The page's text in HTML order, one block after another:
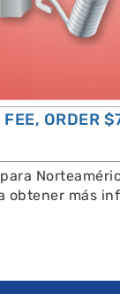
ORDER
obtener más